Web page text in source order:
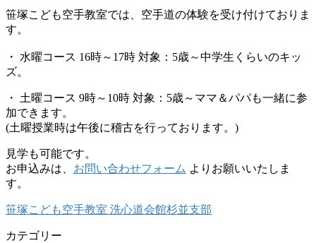
笹塚こども空手教室では、空手道の体験を受け付けておりま
す。
・ 水曜コース 16時～17時 対象：5歳～中学生くらいのキッ
ズ。
・ 土曜コース 9時～10時 対象：5歳～ママ＆パパも一緒に参
加できます。
(土曜授業時は午後に稽古を行っております。)
見学も可能です。
お申込みは、 お問い合わせフォーム よりお願いいたしま
す。
笹塚こども空手教室 洗心道会館杉並支部
カテゴリー